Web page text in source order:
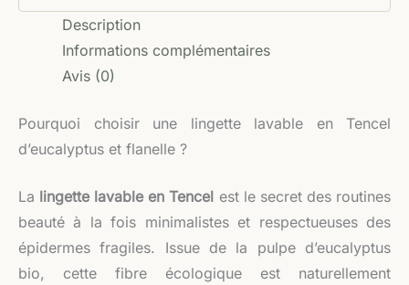
Description
Informations complémentaires
Avis (0)
Pourquoi choisir une lingette lavable en Tencel
d’eucalyptus et flanelle ?
La lingette lavable en Tencel est le secret des routines
beauté à la fois minimalistes et respectueuses des
épidermes fragiles. Issue de la pulpe d’eucalyptus
bio, cette fibre écologique est naturellement